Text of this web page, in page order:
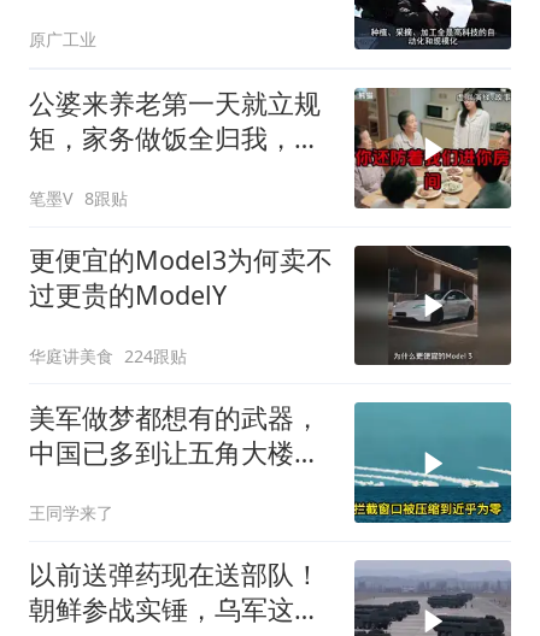
原广工业
公婆来养老第一天就立规
矩，家务做饭全归我，老
寂静
笔墨V 8跟贴
更便宜的Model3为何卖不
过更贵的ModelY
华庭讲美食 224跟贴
美军做梦都想有的武器，
中国已多到让五角大楼头
王同学来了
以前送弹药现在送部队！
朝鲜参战实锤，乌军这波